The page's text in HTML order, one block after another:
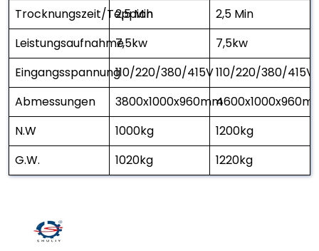
Trocknungszeit/Teppich
2,5 Min
2,5 Min
Leistungsaufnahme7,5kw
7,5kw
Eingangsspannung110/220/380/415V110/220/380/415V
Abmessungen
3800x1000x960mm
N.W
1000kg
1200kg
G.W.
1020kg 1220kg